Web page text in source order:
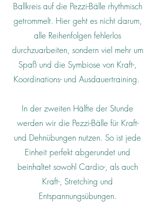
Ballkreis auf die Pezzi-Bälle rhythmisch
getrommelt. Hier geht es nicht darum,
alle Reihenfolgen fehlerlos
durchzuarbeiten, sondern viel mehr um
Spaß und die Symbiose von Kraft-,
Koordinations- und Ausdauertraining.
In der zweiten Hälfte der Stunde
werden wir die Pezzi-Bälle für Kraft-
und Dehnübungen nutzen. So ist jede
Einheit perfekt abgerundet und
beinhaltet sowohl Cardio-, als auch
Kraft-, Stretching und
Entspannungsübungen.